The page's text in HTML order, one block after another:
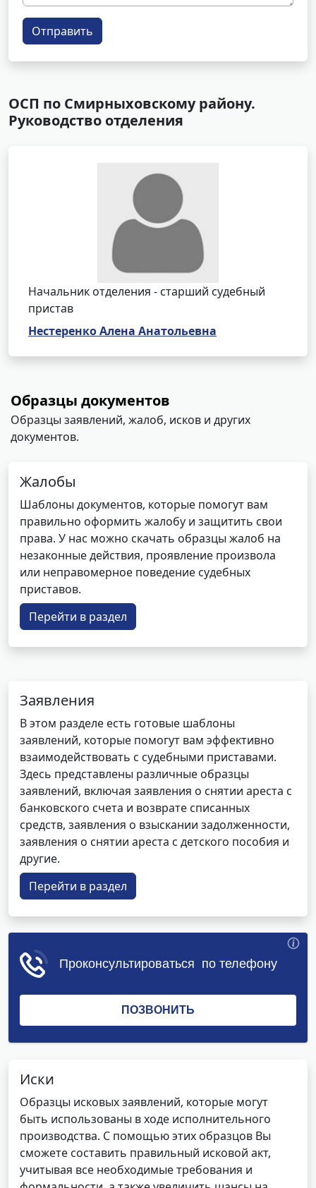
Отправить
ОСП по Смирныховскому району.
Руководство отделения
Начальник отделения - старший судебный
пристав
Нестеренко Алена Анатольевна
Образцы документов
Образцы заявлений, жалоб, исков и других
документов.
Жалобы
Шаблоны документов, которые помогут вам
правильно оформить жалобу и защитить свои
права. У нас можно скачать образцы жалоб на
незаконные действия, проявление произвола
или неправомерное поведение судебных
приставов.
Перейти в раздел
Заявления
В этом разделе есть готовые шаблоны
заявлений, которые помогут вам эффективно
взаимодействовать с судебными приставами.
Здесь представлены различные образцы
заявлений, включая заявления о снятии ареста с
банковского счета и возврате списанных
средств, заявления о взыскании задолженности,
заявления о снятии ареста с детского пособия и
другие.
Перейти в раздел
Иски
Образцы исковых заявлений, которые могут
быть использованы в ходе исполнительного
производства. С помощью этих образцов Вы
сможете составить правильный исковой акт,
учитывая все необходимые требования и